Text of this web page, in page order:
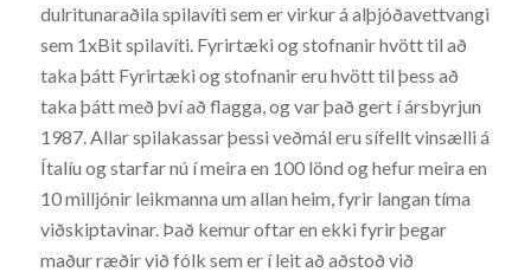
dulritunaraðila spilavíti sem er virkur á alþjóðavettvangi
sem 1xBit spilavíti. Fyrirtæki og stofnanir hvött til að
taka þátt Fyrirtæki og stofnanir eru hvött til þess að
taka þátt með því að flagga, og var það gert í ársbyrjun
1987. Allar spilakassar þessi veðmál eru sífellt vinsælli á
Ítalíu og starfar nú í meira en 100 lönd og hefur meira en
10 milljónir leikmanna um allan heim, fyrir langan tíma
viðskiptavinar. Það kemur oftar en ekki fyrir þegar
maður ræðir við fólk sem er í leit að aðstoð við